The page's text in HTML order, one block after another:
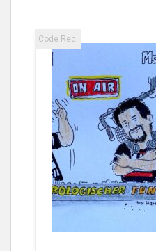
Code Rec.